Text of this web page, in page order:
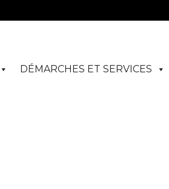
DÉMARCHES ET SERVICES